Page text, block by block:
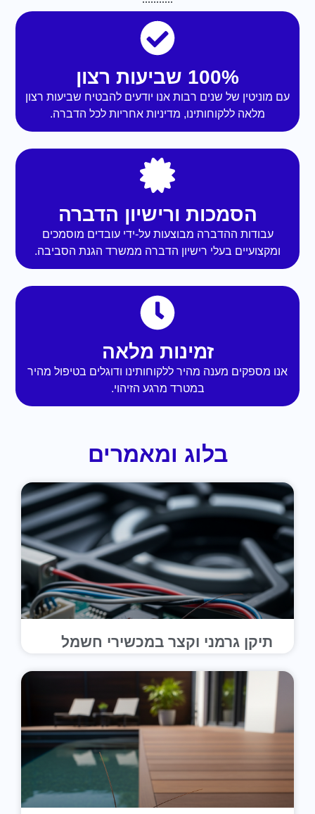
100% שביעות רצון
עם מוניטין של שנים רבות אנו יודעים להבטיח שביעות רצון
מלאה ללקוחותינו, מדיניות אחריות לכל הדברה.
הסמכות ורישיון הדברה
עבודות ההדברה מבוצעות על-ידי עובדים מוסמכים
ומקצועיים בעלי רישיון הדברה ממשרד הגנת הסביבה.
זמינות מלאה
אנו מספקים מענה מהיר ללקוחותינו ודוגלים בטיפול מהיר
במטרד מרגע הזיהוי.
בלוג ומאמרים
תיקן גרמני וקצר במכשירי חשמל